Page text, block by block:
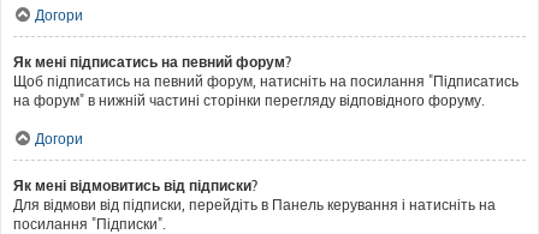
Догори
Як мені підписатись на певний форум?
Щоб підписатись на певний форум, натисніть на посилання "Підписатись
на форум" в нижній частині сторінки перегляду відповідного форуму.
Догори
Як мені відмовитись від підписки?
Для відмови від підписки, перейдіть в Панель керування і натисніть на
посилання "Підписки".